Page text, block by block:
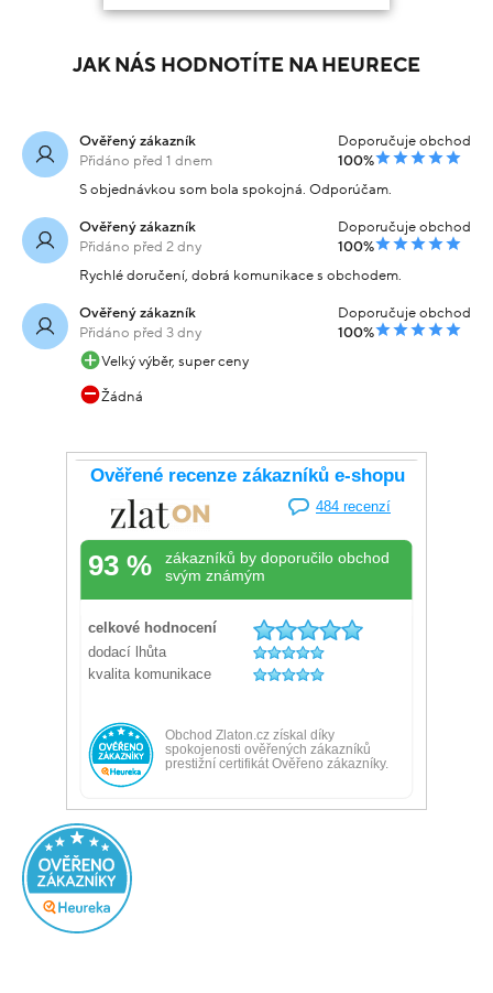
JAK NÁS HODNOTÍTE NA HEURECE
Ověřený zákazník
Přidáno před 1 dnem
Doporučuje obchod
100%
S objednávkou som bola spokojná. Odporúčam.
Ověřený zákazník
Přidáno před 2 dny
Doporučuje obchod
100%
Rychlé doručení, dobrá komunikace s obchodem.
Ověřený zákazník
Přidáno před 3 dny
Doporučuje obchod
100%
Velký výběr, super ceny
Žádná